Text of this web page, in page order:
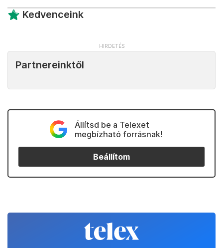
Kedvenceink
Partnereinktől
Állítsd be a Telexet
megbízható forrásnak!
Beállítom